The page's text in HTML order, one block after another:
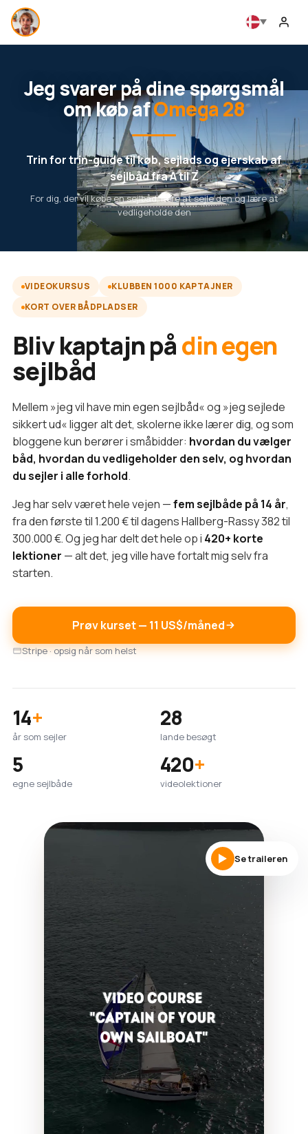
Jeg svarer på dine spørgsmål
om køb afOmega 28
Trin for trin-guide til køb, sejlads og ejerskab af
sejlbåd fra A til Z
For dig, der vil købe en sejlbåd, lære at sejle den og lære at
vedligeholde den
VIDEOKURSUS
KLUBBEN 1000 KAPTAJNER
KORT OVER BÅDPLADSER
Bliv kaptajn pådin egen
sejlbåd
Mellem »jeg vil have min egen sejlbåd« og »jeg sejlede
sikkert ud« ligger alt det, skolerne ikke lærer dig, og som
bloggene kun berører i småbidder: hvordan du vælger
båd, hvordan du vedligeholder den selv, og hvordan
du sejler i alle forhold.
Jeg har selv været hele vejen —fem sejlbåde på 14 år,
fra den første til 1.200 € til dagens Hallberg-Rassy 382 til
300.000 €. Og jeg har delt det hele op i 420+ korte
lektioner — alt det, jeg ville have fortalt mig selv fra
starten.
Prøv kurset — 11 US$/måned
Stripe · opsig når som helst
14+
år som sejler
28
lande besøgt
5
egne sejlbåde
420+
videolektioner
Se traileren